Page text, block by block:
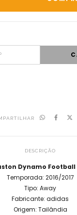
DESCRIÇÃO
Dynamo Football
Temporada: 2016/2017
Tipo: Away
Fabricante: adidas
Origem: Tailândia